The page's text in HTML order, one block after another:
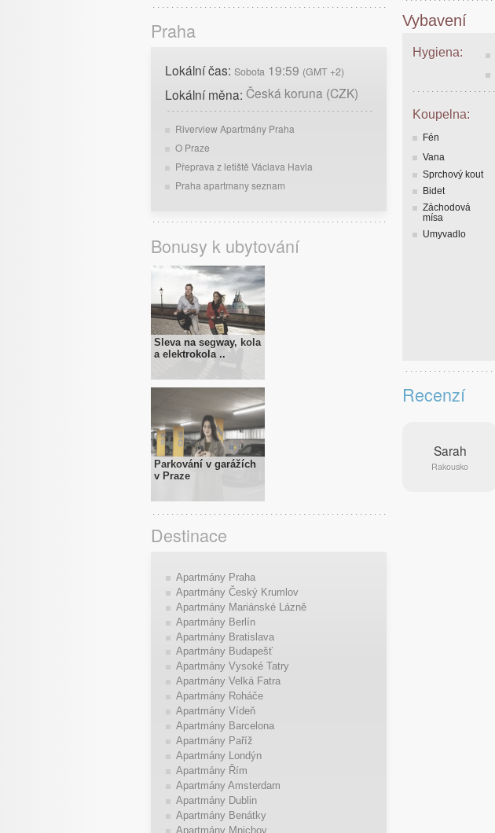
Vybavení
Hygiena:
Koupelna:
Fén
Vana
Sprchový kout
Bidet
Záchodová
mísa
Umyvadlo
Praha
Lokální čas: Sobota 19:59 (GMT +2)
Lokální měna: Česká koruna (CZK)
Riverview Apartmány Praha
O Praze
Přeprava z letiště Václava Havla
Praha apartmany seznam
Bonusy k ubytování
Sleva na segway, kola
a elektrokola ..
Parkování v garážích
v Praze
Destinace
Apartmány Praha
Apartmány Český Krumlov
Apartmány Mariánské Lázně
Apartmány Berlín
Apartmány Bratislava
Apartmány Budapešť
Apartmány Vysoké Tatry
Apartmány Velká Fatra
Apartmány Roháče
Apartmány Vídeň
Apartmány Barcelona
Apartmány Paříž
Apartmány Londýn
Apartmány Řím
Apartmány Amsterdam
Apartmány Dublin
Apartmány Benátky
Apartmány Mnichov
Recenzí
Sarah
Rakousko